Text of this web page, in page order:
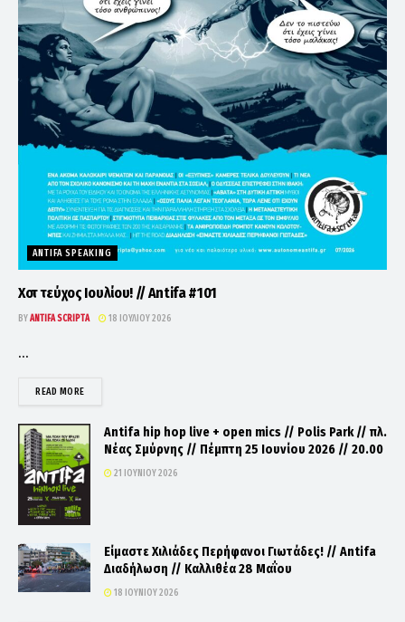
ANTIFA SPEAKING
Χοτ τεύχος Ιουλίου! // Antifa #101
BYANTIFA SCRIPTA 18 ΙΟΥΛΊΟΥ 2026
...
READ MOREDETAILS
Antifa hip hop live + open mics // Polis Park // πλ.
Νέας Σμύρνης // Πέμπτη 25 Ιουνίου 2026 // 20.00
21 ΙΟΥΝΊΟΥ 2026
Είμαστε Χιλιάδες Περήφανοι Γιωτάδες! // Antifa
Διαδήλωση // Καλλιθέα 28 Μαΐου
18 ΙΟΥΝΊΟΥ 2026